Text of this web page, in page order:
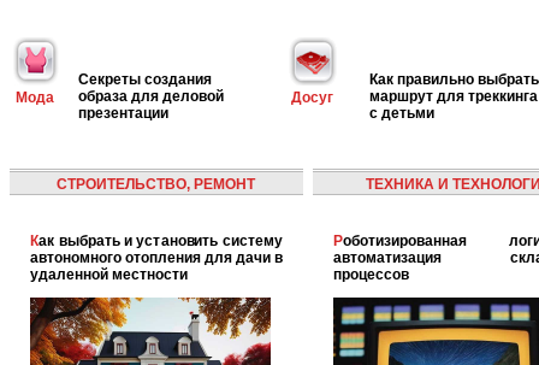
Мода
Секреты создания
образа для деловой
презентации
Досуг
Как правильно выбрать
маршрут для треккинга
с детьми
СТРОИТЕЛЬСТВО, РЕМОНТ
Как выбрать и установить систему
автономного отопления для дачи в
удаленной местности
ТЕХНИКА И
Роботизированная логистика:
автоматизация
процессов